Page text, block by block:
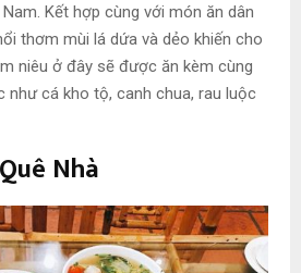
Kết hợp cùng với món ăn dân
thơm mùi lá dứa và dẻo khiến cho
niêu ở đây sẽ được ăn kèm cùng
như cá kho tộ, canh chua, rau luộc
Nhà